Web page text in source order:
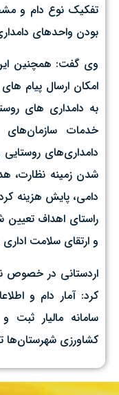
تفکیک نوع دام و
بودن واحدهای
وی گفت: همچنین
امکان ارسال پیام
به دامداری های
خدمات سازمان‌های
دامداری‌های
شدن زمینه نظارت،
دامی، پایش هزینه
راستای اهداف
و ارتقای سلامت
اردستانی در خصوص
کرد: آمار دام و
سامانه مالیار
کشاورزی شهرستان‌ها